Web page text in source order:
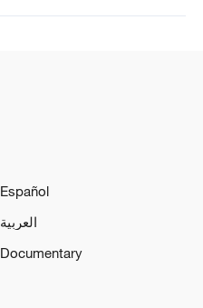
Español
العربية
Documentary